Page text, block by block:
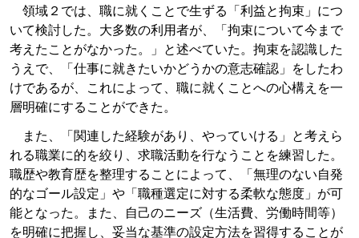
領域２では、職に就くことで生ずる「利益と拘束」につ
いて検討した。大多数の利用者が、「拘束について今まで
考えたことがなかった。」と述べていた。拘束を認識した
うえで、「仕事に就きたいかどうかの意志確認」をしたわ
けであるが、これによって、職に就くことへの心構えを一
層明確にすることができた。
また、「関連した経験があり、やっていける」と考えら
れる職業に的を絞り、求職活動を行なうことを練習した。
職歴や教育歴を整理することによって、「無理のない自発
的なゴール設定」や「職種選定に対する柔軟な態度」が可
能となった。また、自己のニーズ（生活費、労働時間等）
を明確に把握し、妥当な基準の設定方法を習得することが